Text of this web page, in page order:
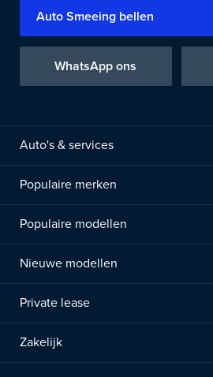
Auto Smeeing bellen
WhatsApp ons
Auto's & services
Populaire merken
Populaire modellen
Nieuwe modellen
Private lease
Zakelijk